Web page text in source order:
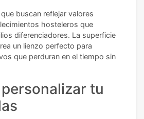
buscan reflejar valores
hosteleros que
diferenciadores. La superficie
un lienzo perfecto para
que perduran en el tiempo sin
tu